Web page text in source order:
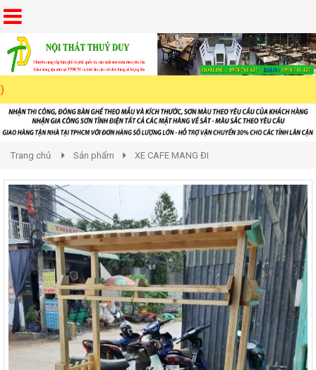
Trang chủ Sản phẩm XE CAFE MANG ĐI